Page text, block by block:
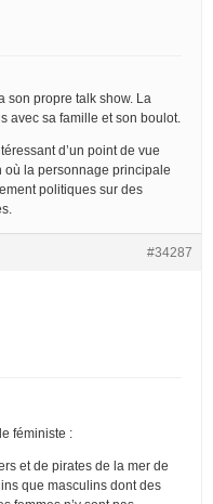
son propre talk show. La
avec sa famille et son boulot.
d’un point de vue
où la personnage principale
politiques sur des
#34287
féministe :
et de pirates de la mer de
que masculins dont des